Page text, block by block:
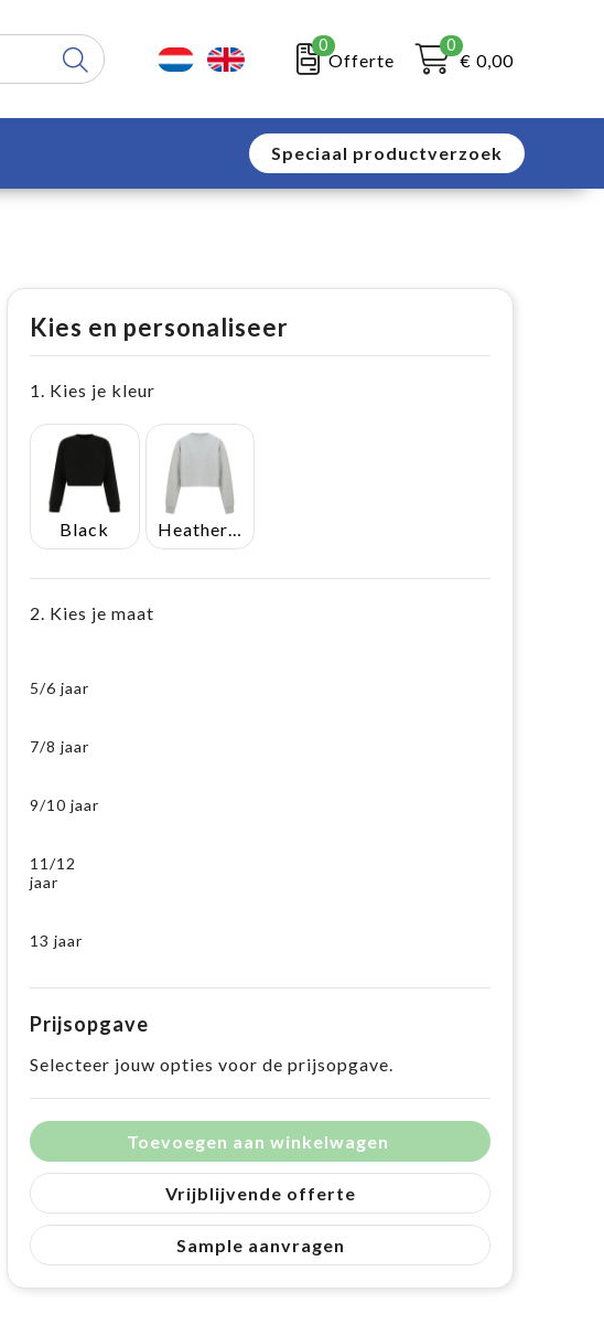
0
Offerte
0
€ 0,00
Speciaal productverzoek
Kies en personaliseer
1. Kies je kleur
Black
2. Kies je maat
5/6 jaar
7/8 jaar
9/10 jaar
11/12
jaar
13 jaar
Prijsopgave
Selecteer jouw opties voor de prijsopgave.
Toevoegen aan winkelwagen
Vrijblijvende offerte
Sample aanvragen